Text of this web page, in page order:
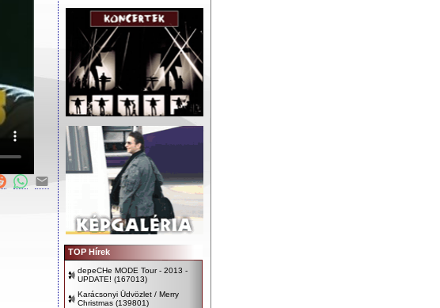
TOP Hírek
depeCHe MODE Tour - 2013 -
UPDATE! (167013)
Karácsonyi Üdvözlet / Merry
Christmas (139801)